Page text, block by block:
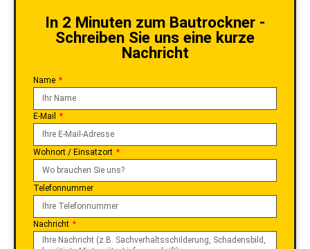
In 2 Minuten zum Bautrockner -
Schreiben Sie uns eine kurze
Nachricht
Name
E-Mail
Wohnort / Einsatzort
Telefonnummer
Nachricht